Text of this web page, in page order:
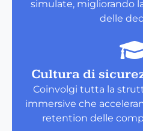
simulate, migliorando
delle
Cultura di
Coinvolgi tutta la
immersive che
retention delle